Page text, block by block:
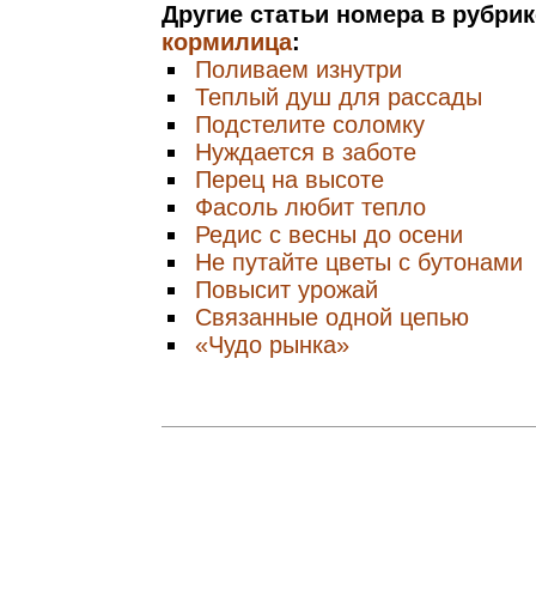
Другие статьи номера в
кормилица:
Поливаем изнутри
Теплый душ для рассады
Подстелите соломку
Нуждается в заботе
Перец на высоте
Фасоль любит тепло
Редис с весны до осени
Не путайте цветы с бутонами
Повысит урожай
Связанные одной цепью
«Чудо рынка»